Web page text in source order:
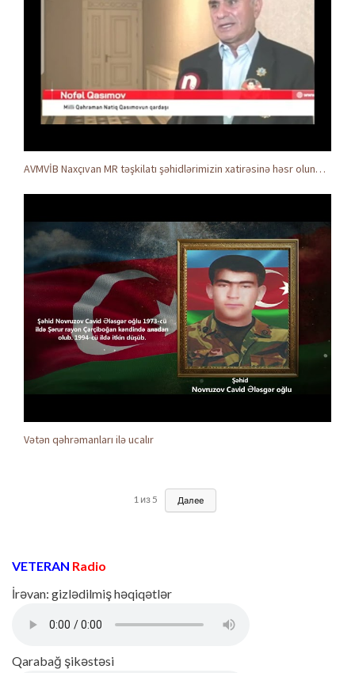
AVMVİB Naxçıvan MR təşkilatı şəhidlərimizin xatirəsinə həsr olunmuş tədbir keçirdi
Vətən qəhrəmanları ilə ucalır
1 из 5 Далее
VETERAN Radio
İrəvan: gizlədilmiş həqiqətlər
Qarabağ şikəstəsi